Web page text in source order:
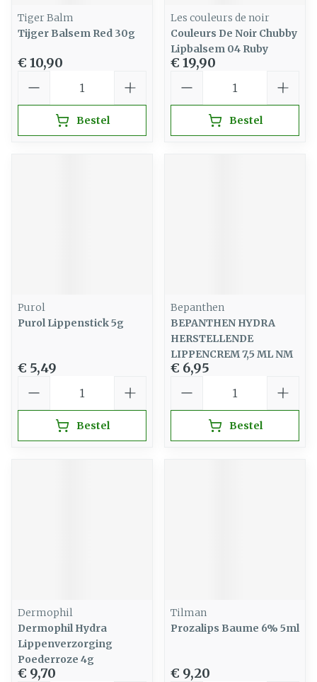
Tiger Balm
Tijger Balsem Red 30g
€ 10,90
Bestel
Les couleurs de noir
Couleurs De Noir Chubby
Lipbalsem 04 Ruby
€ 19,90
Bestel
Purol
Purol Lippenstick 5g
€ 5,49
Bestel
Bepanthen
BEPANTHEN HYDRA
HERSTELLENDE
LIPPENCREM 7,5 ML NM
€ 6,95
Bestel
Dermophil
Dermophil Hydra
Lippenverzorging
Poederroze 4g
€ 9,70
Tilman
Prozalips Baume 6% 5ml
€ 9,20